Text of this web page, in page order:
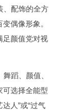
、配饰的全方
偶像形象。
足颜值党对视
蹈、颜值、
可选择全能型
人”或“过气